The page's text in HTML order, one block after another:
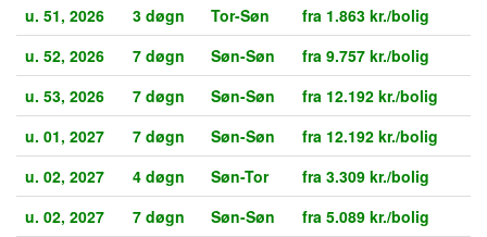
u. 51, 2026
3 døgn Tor-Søn
fra 1.863 kr./bolig
u. 52, 2026
7 døgn Søn-Søn
fra 9.757 kr./bolig
u. 53, 2026
7 døgn Søn-Søn
fra 12.192 kr./bolig
u. 01, 2027
7 døgn Søn-Søn
fra 12.192 kr./bolig
u. 02, 2027
4 døgn Søn-Tor
fra 3.309 kr./bolig
u. 02, 2027
7 døgn Søn-Søn
fra 5.089 kr./bolig